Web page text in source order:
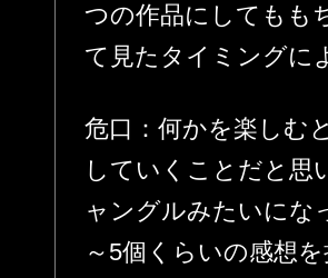
つの作品にしてもも
て見たタイミングに
危口：何かを楽しむ
していくことだと思
ャングルみたいにな
～5個くらいの感想